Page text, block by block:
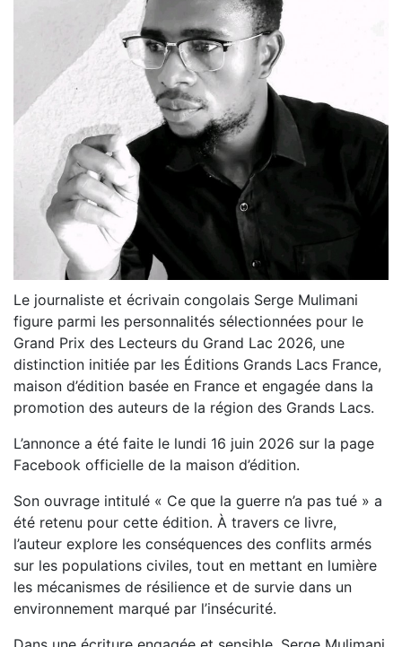
Le journaliste et écrivain congolais Serge Mulimani
figure parmi les personnalités sélectionnées pour le
Grand Prix des Lecteurs du Grand Lac 2026, une
distinction initiée par les Éditions Grands Lacs France,
maison d’édition basée en France et engagée dans la
promotion des auteurs de la région des Grands Lacs.
L’annonce a été faite le lundi 16 juin 2026 sur la page
Facebook officielle de la maison d’édition.
Son ouvrage intitulé « Ce que la guerre n’a pas tué » a
été retenu pour cette édition. À travers ce livre,
l’auteur explore les conséquences des conflits armés
sur les populations civiles, tout en mettant en lumière
les mécanismes de résilience et de survie dans un
environnement marqué par l’insécurité.